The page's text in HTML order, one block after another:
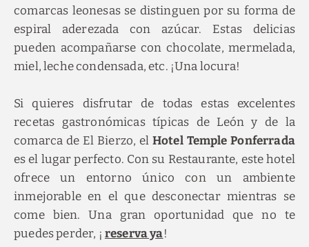
comarcas leonesas se distinguen por su forma de
espiral aderezada con azúcar. Estas delicias
pueden acompañarse con chocolate, mermelada,
miel, leche condensada, etc. ¡Una locura!
Si quieres disfrutar de todas estas excelentes
recetas gastronómicas típicas de León y de la
comarca de El Bierzo, el Hotel Temple Ponferrada
es el lugar perfecto. Con su Restaurante, este hotel
ofrece un entorno único con un ambiente
inmejorable en el que desconectar mientras se
come bien. Una gran oportunidad que no te
puedes perder, ¡ reserva ya!